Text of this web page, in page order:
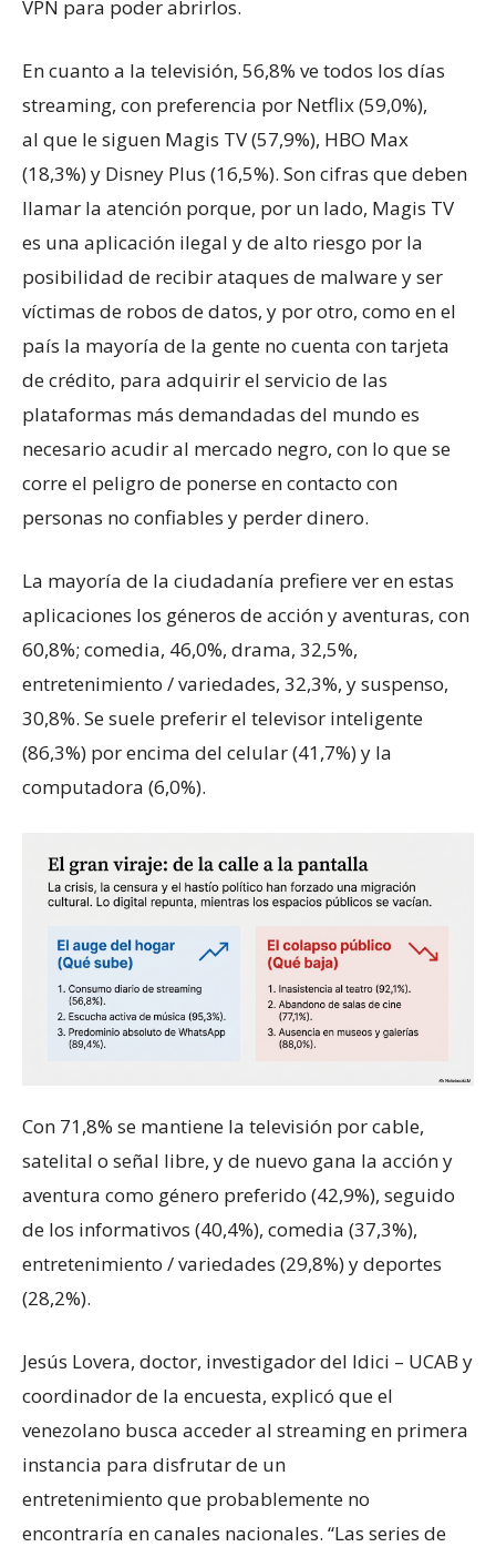
VPN para poder abrirlos.
En cuanto a la televisión, 56,8% ve todos los días
streaming, con preferencia por Netflix (59,0%),
al que le siguen Magis TV (57,9%), HBO Max
(18,3%) y Disney Plus (16,5%). Son cifras que deben
llamar la atención porque, por un lado, Magis TV
es una aplicación ilegal y de alto riesgo por la
posibilidad de recibir ataques de malware y ser
víctimas de robos de datos, y por otro, como en el
país la mayoría de la gente no cuenta con tarjeta
de crédito, para adquirir el servicio de las
plataformas más demandadas del mundo es
necesario acudir al mercado negro, con lo que se
corre el peligro de ponerse en contacto con
personas no confiables y perder dinero.
La mayoría de la ciudadanía prefiere ver en estas
aplicaciones los géneros de acción y aventuras, con
60,8%; comedia, 46,0%, drama, 32,5%,
entretenimiento / variedades, 32,3%, y suspenso,
30,8%. Se suele preferir el televisor inteligente
(86,3%) por encima del celular (41,7%) y la
computadora (6,0%).
Con 71,8% se mantiene la televisión por cable,
satelital o señal libre, y de nuevo gana la acción y
aventura como género preferido (42,9%), seguido
de los informativos (40,4%), comedia (37,3%),
entretenimiento / variedades (29,8%) y deportes
(28,2%).
Jesús Lovera, doctor, investigador del Idici – UCAB y
coordinador de la encuesta, explicó que el
venezolano busca acceder al streaming en primera
instancia para disfrutar de un
entretenimiento que probablemente no
encontraría en canales nacionales. “Las series de